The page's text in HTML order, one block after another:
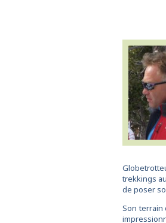
trekkings
de poser
Son terrain